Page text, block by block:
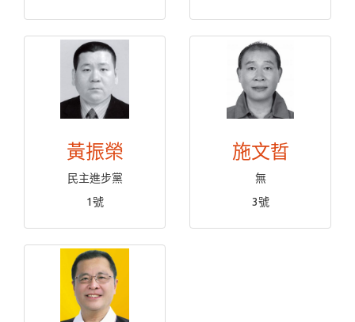
黃振榮
民主進步黨
1號
施文晢
無
3號